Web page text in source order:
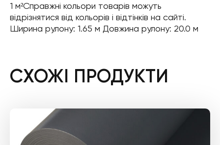
1 м²Справжні кольори товарів можуть
відрізнятися від кольорів і відтінків на сайті.
Ширина рулону: 1.65 м Довжина рулону: 20.0 м
СХОЖІ ПРОДУКТИ